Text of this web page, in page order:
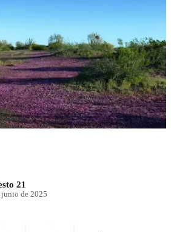
ambiental como
de paz
21
junio de 2025